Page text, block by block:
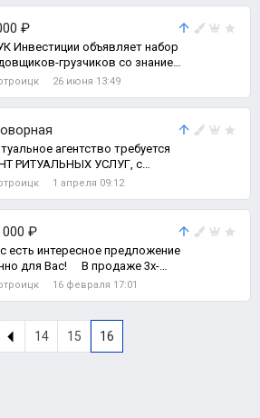
₽
Инвестиции объявляет набор
грузчиков со знанием
exel и работой на компью
26 июня 13:49
агентство требуется
РИТУАЛЬНЫХ УСЛУГ, с
автомобилем.
1 апреля 09:12
000 ₽
есть интересное предложение
для Вас! ⠀ В продаже 3х-
квартира, по адресу пер.,
16 февраля 17:01
14 15 16